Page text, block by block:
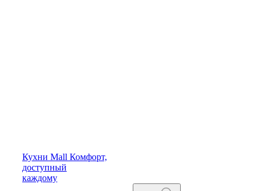
Кухни Mall Комфорт,
доступный
каждому